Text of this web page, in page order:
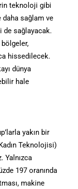
teknoloji gibi
daha sağlam ve
de sağlayacak.
hissedilecek.
dünya
hale
yakın bir
Teknolojisi)
Yalnızca
197 oranında
makine